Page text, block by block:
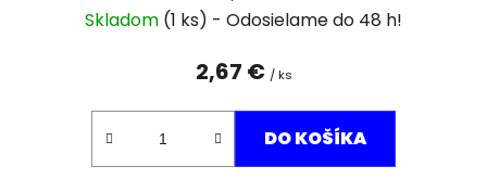
Skladom (1 ks)
2,67 € / ks
DO KOŠÍKA